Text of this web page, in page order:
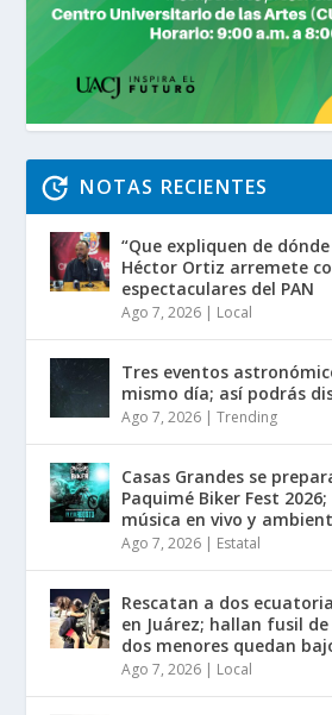
NOTAS RECIENTES
“Que expliquen de
Héctor Ortiz arremete
espectaculares del PAN
Ago 7, 2026 | Local
Tres eventos
mismo día; así podrás
Ago 7, 2026 |Trending
Casas Grandes se
Paquimé Biker Fest
música en vivo y
Ago 7, 2026 | Estatal
Rescatan a dos
en Juárez; hallan fusil
dos menores quedan
Ago 7, 2026 | Local